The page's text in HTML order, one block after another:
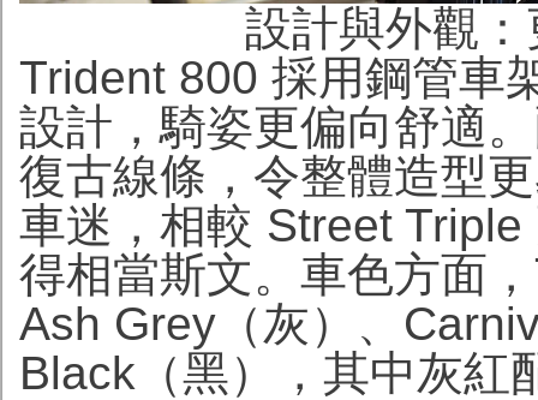
設計與外觀
Trident 800 採用鋼管車
設計，騎姿更偏向舒適
復古線條，令整體造型
車迷，相較 Street
得相當斯文。車色方面
Ash Grey（灰）、
Black（黑），其中灰紅